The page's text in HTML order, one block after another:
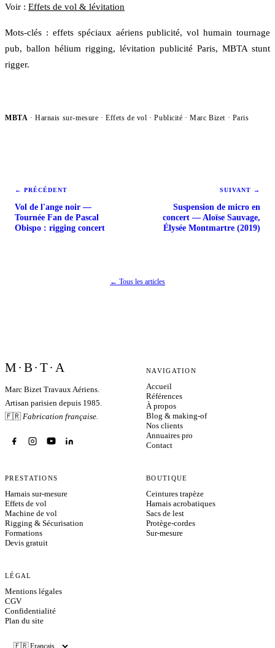
Voir : Effets de vol & lévitation
Mots-clés : effets spéciaux aériens publicité, vol humain tournage
pub, ballon hélium rigging, lévitation publicité Paris, MBTA stunt
rigger.
MBTA · Harnais sur-mesure · Effets de vol ·Publicité · Marc Bizet · Paris
← PRÉCÉDENT
Vol de l'ange noir —
Tournée Fan de Pascal
Obispo : rigging concert
SUIVANT →
Suspension de micro en
concert — Aloïse Sauvage,
Élysée Montmartre (2019)
← Tous les articles
M·B·T·A
Marc Bizet Travaux Aériens.
Artisan parisien depuis 1985.
🇫🇷 Fabrication française.
NAVIGATION
Accueil
Références
À propos
Blog & making-of
Nos clients
Annuaires pro
Contact
PRESTATIONS
Harnais sur-mesure
Effets de vol
Machine de vol
Rigging & Sécurisation
Formations
Devis gratuit
BOUTIQUE
Ceintures trapèze
Harnais acrobatiques
Sacs de lest
Protège-cordes
Sur-mesure
LÉGAL
Mentions légales
CGV
Confidentialité
Plan du site